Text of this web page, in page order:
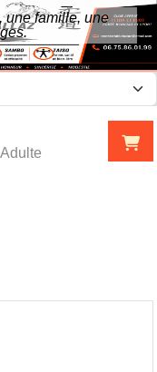
une famille, une